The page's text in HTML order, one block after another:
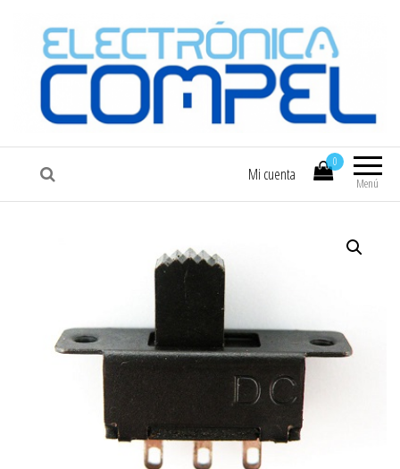
COMPEL Electrónica COMPEL
Menú
0
Mi cuenta